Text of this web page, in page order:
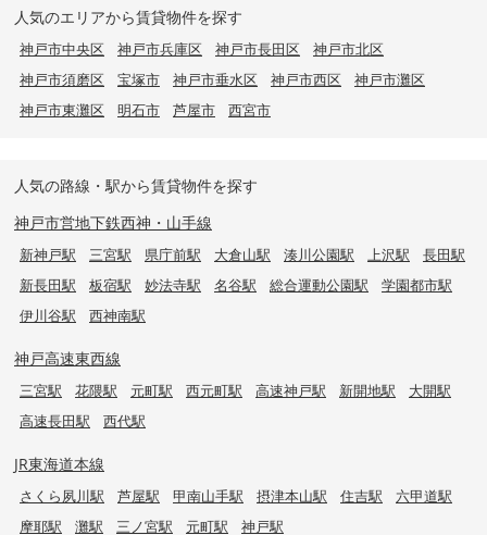
人気のエリアから賃貸物件を探す
神戸市中央区 神戸市兵庫区 神戸市長田区
神戸市北区
神戸市須磨区
宝塚市 神戸市垂水区 神戸市西区
神戸市灘区
神戸市東灘区
明石市 芦屋市 西宮市
人気の路線・駅から賃貸物件を探す
神戸市営地下鉄西神・山手線
新神戸駅 三宮駅 県庁前駅 大倉山駅 湊川公園駅 上沢駅
長田駅
新長田駅
板宿駅 妙法寺駅 名谷駅 総合運動公園駅
学園都市駅
伊川谷駅
西神南駅
神戸高速東西線
三宮駅 花隈駅 元町駅 西元町駅 高速神戸駅 新開地駅
大開駅
高速長田駅
西代駅
JR東海道本線
さくら夙川駅 芦屋駅 甲南山手駅 摂津本山駅 住吉駅
六甲道駅
摩耶駅
灘駅 三ノ宮駅 元町駅 神戸駅